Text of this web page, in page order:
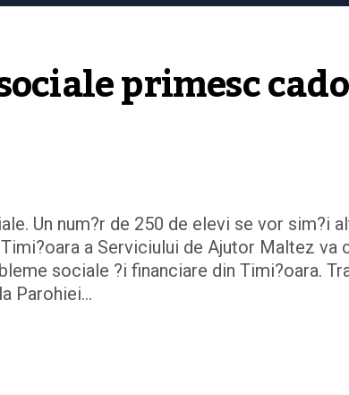
primesc
Un num?r de 250 de elevi se vor sim?i
a Serviciului de Ajutor Maltez va
sociale ?i financiare din Timi?oara.
Parohiei…